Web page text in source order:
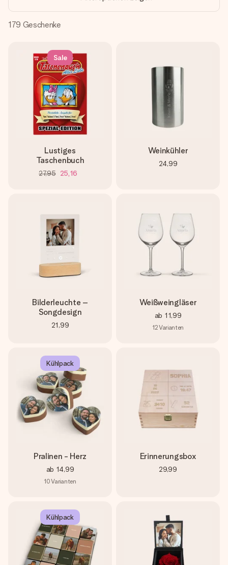
Montag - Freitag : 8:30 - 17:00 Uhr
Samstag - Sonntag : 8:30 - 13:00 Uhr
179 Geschenke
Sale
Lustiges
Taschenbuch
27,95 25,16
Weinkühler
24,99
Bilderleuchte –
Songdesign
21,99
Weißweingläser
ab 11,99
12Varianten
Kühlpack
Pralinen - Herz
ab 14,99
10Varianten
Erinnerungsbox
29,99
Kühlpack